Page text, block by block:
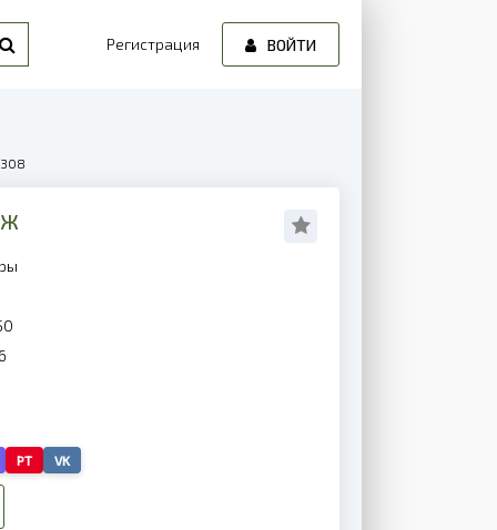
Регистрация ВОЙТИ
PT VK